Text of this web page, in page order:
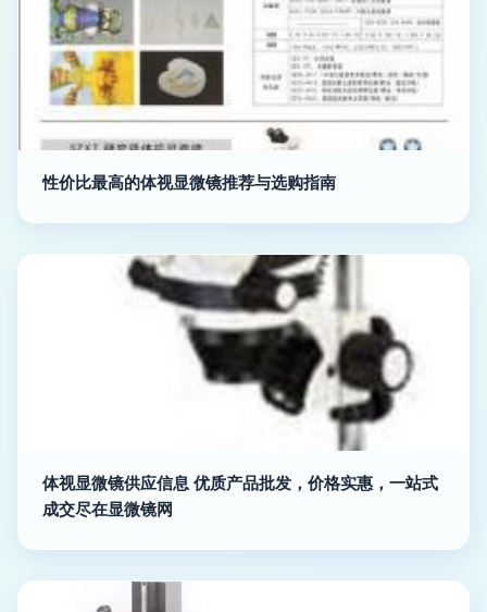
性价比最高的体视显微镜推荐与选购指南
体视显微镜供应信息 优质产品批发，价格实惠，一站式
成交尽在显微镜网